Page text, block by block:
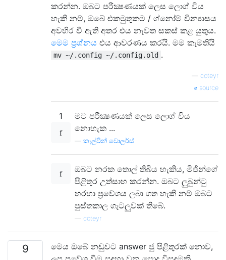
කරන්න. ඔබට පරීක්‍ෂණයක් ලෙස ලොග් විය
හැකි නම්, ඔබේ එකමුතුකම / ග්නෝම් වින්‍යාසය
අවහිර වී ඇති අතර එය නැවත සකස් කළ යුතුය.
මෙම ප්‍රශ්නය එය ආවරණය කරයි. මම කැමතියි
mv ~/.config ~/.config.old .
coteyr
source
1
මට පරීක්‍ෂණයක් ලෙස ලොග් විය
නොහැක ...
කැල්වින් වොලර්ස්
ඔබට නරක තොල් තිබිය හැකිය, මිජින්ගේ
පිළිතුර උත්සාහ කරන්න. ඔබට ලුබුන්ටු
හරහා ප්‍රවේශය ලබා ගත හැකි නම් ඔබට
පුස්තකාල ගැටලුවක් තිබේ.
coteyr
9
මෙය ඔබේ නඩුවට answer ජු පිළිතුරක් නොව,